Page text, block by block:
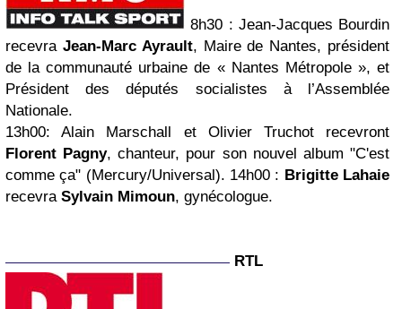
8h30 : Jean-Jacques Bourdin
recevra Jean-Marc Ayrault, Maire de Nantes, président
de la communauté urbaine de « Nantes Métropole », et
Président des députés socialistes à l’Assemblée
Nationale.
13h00: Alain Marschall et Olivier Truchot recevront
Florent Pagny, chanteur, pour son nouvel album "C'est
comme ça" (Mercury/Universal). 14h00 : Brigitte Lahaie
recevra Sylvain Mimoun, gynécologue.
RTL